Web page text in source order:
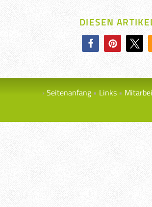
DIESEN
Seitenanfang Links